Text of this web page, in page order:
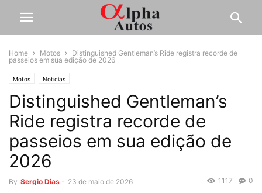
Home Motos
Distinguished Gentleman’s Ride registra recorde de
passeios em sua edição de 2026
Motos Notícias
Distinguished Gentleman’s
Ride registra recorde de
passeios em sua edição de
2026
By Sergio Dias - 23 de maio de 2026 0
1117